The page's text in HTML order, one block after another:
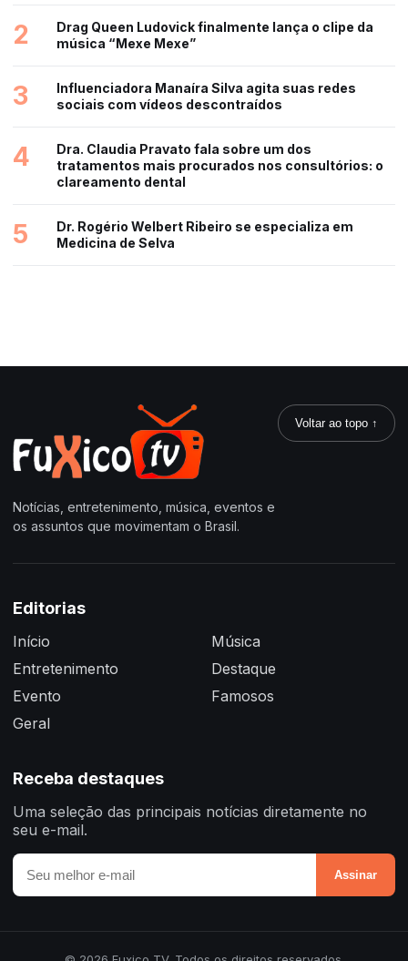
2
Drag Queen Ludovick finalmente lança o clipe da
música “Mexe Mexe”
3
Influenciadora Manaíra Silva agita suas redes
sociais com vídeos descontraídos
4
Dra. Claudia Pravato fala sobre um dos
tratamentos mais procurados nos consultórios: o
clareamento dental
5
Dr. Rogério Welbert Ribeiro se especializa em
Medicina de Selva
Notícias, entretenimento, música, eventos e
os assuntos que movimentam o Brasil.
Voltar ao topo ↑
Editorias
Início
Entretenimento
Evento
Geral
Música
Destaque
Famosos
Receba destaques
Uma seleção das principais notícias diretamente no
seu e-mail.
Assinar